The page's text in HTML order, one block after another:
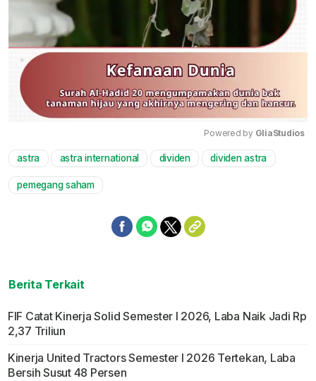
Mute
Powered by GliaStudios
astra astra international dividen dividen astra
pemegang saham
Berita Terkait
FIF Catat Kinerja Solid Semester I 2026, Laba Naik Jadi Rp
2,37 Triliun
Kinerja United Tractors Semester I 2026 Tertekan, Laba
Bersih Susut 48 Persen